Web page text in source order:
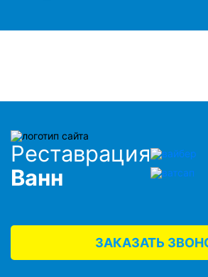
Реставрация
Ванн
ЗАКАЗАТЬ